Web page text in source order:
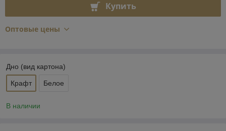
Купить
Оптовые цены
Дно (вид картона)
Крафт Белое
В наличии